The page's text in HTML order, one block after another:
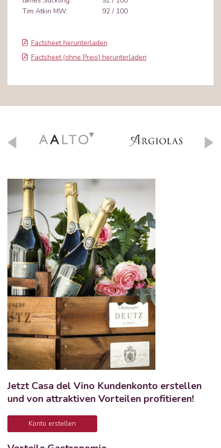
Tim Atkin MW:
92 / 100
Factsheet herunterladen
Factsheet (ohne Preis) herunterladen
Jetzt Casa del Vino Kundenkonto erstellen
und von attraktiven Vorteilen profitieren!
Konto erstellen